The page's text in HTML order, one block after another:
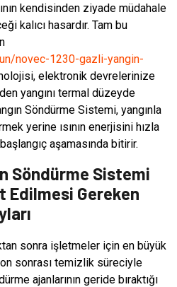
kendisinden ziyade müdahale
kalıcı hasardır. Tam bu
novec-1230-gazli-yangin-
elektronik devrelerinize
yangını termal düzeyde
Söndürme Sistemi, yangınla
yerine ısının enerjisini hızla
aşamasında bitirir.
Söndürme Sistemi
Edilmesi Gereken
sonra işletmeler için en büyük
sonrası temizlik süreciyle
ajanlarının geride bıraktığı